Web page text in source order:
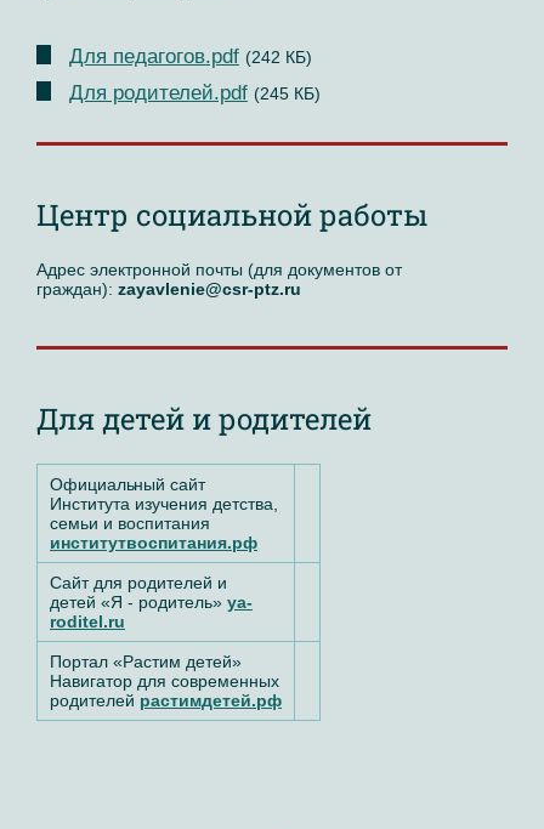
Для педагогов.pdf (242 КБ)
Для родителей.pdf (245 КБ)
Центр социальной работы
Адрес электронной почты (для документов от
граждан): zayavlenie@csr-ptz.ru
Для детей и родителей
Официальный сайт
Института изучения детства,
семьи и воспитания
институтвоспитания.рф
Сайт для родителей и
детей «Я - родитель» ya-
roditel.ru
Портал «Растим детей»
Навигатор для современных
родителей растимдетей.рф